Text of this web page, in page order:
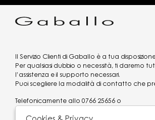
Il Servizio Clienti di Gaballo è a tua
Per qualsiasi dubbio o necessità, ti daremo
l’assistenza e il supporto necessari.
Puoi scegliere la modalità di contatto che
Telefonicamente allo 0766 25656 o